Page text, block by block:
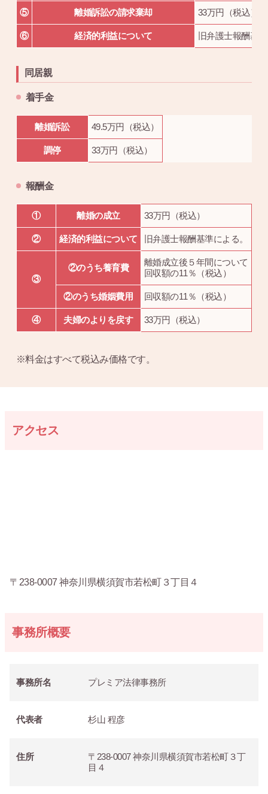
⑤ 離婚訴訟の請求棄却 33万円（税込）
⑥ 経済的利益について 旧弁護士報酬基
同居親
着手金
離婚訴訟 49.5万円（税込）
調停 33万円（税込）
報酬金
① 離婚の成立 33万円（税込）
② 経済的利益について 旧弁護士報酬基準による。
③
②のうち養育費
離婚成立後５年間について
回収額の11％（税込）
②のうち婚姻費用 回収額の11％（税込）
④ 夫婦のよりを戻す 33万円（税込）
※料金はすべて税込み価格です。
アクセス
〒238-0007 神奈川県横須賀市若松町３丁目４
事務所概要
事務所名 プレミア法律事務所
代表者 杉山 程彦
住所
〒238-0007 神奈川県横須賀市若松町３丁
目４